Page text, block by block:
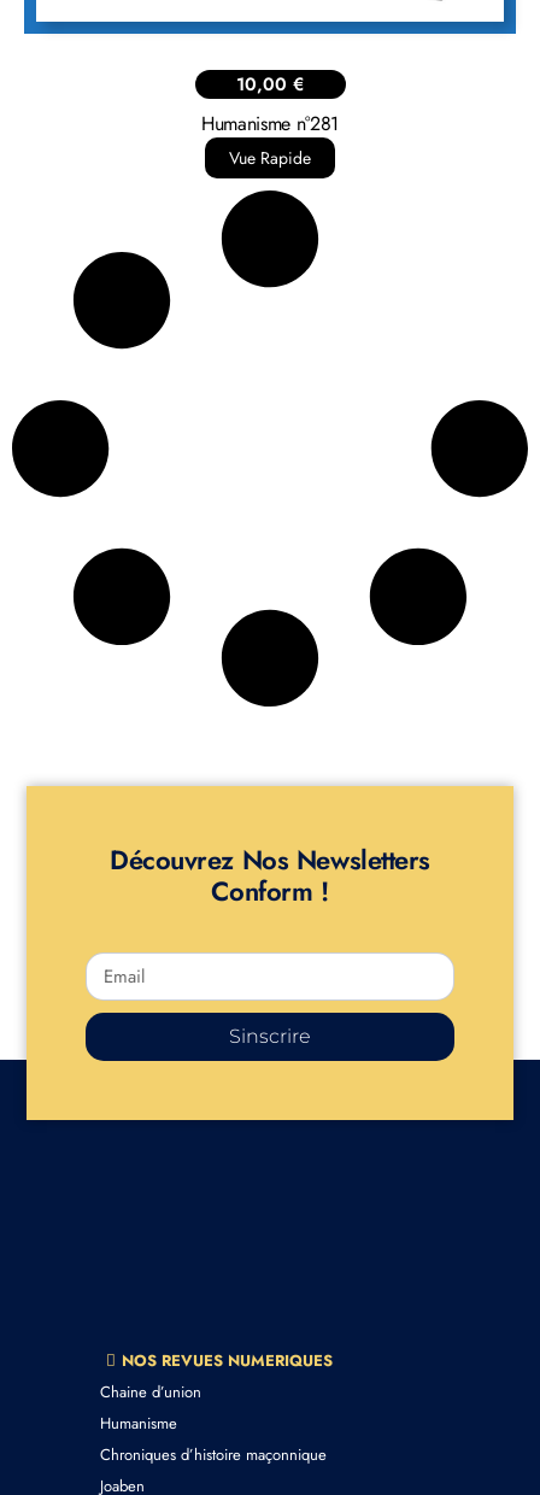
10,00 €
Humanisme n°281
Vue Rapide
Découvrez Nos Newsletters
Conform !
Sinscrire
NOS REVUES NUMERIQUES
Chaine d’union
Humanisme
Chroniques d’histoire maçonnique
Joaben